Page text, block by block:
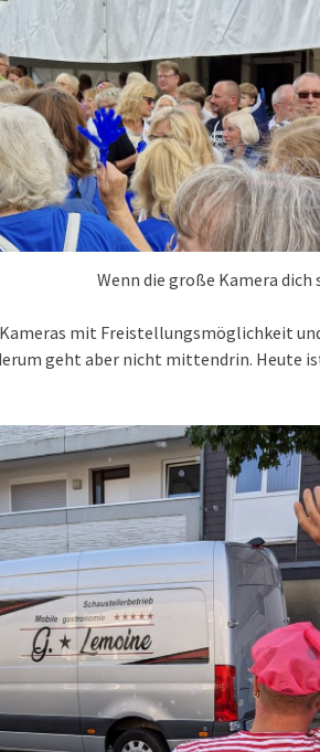
Wenn die große Kamera
mit Freistellungsmöglichkeit
geht aber nicht mittendrin. Heute